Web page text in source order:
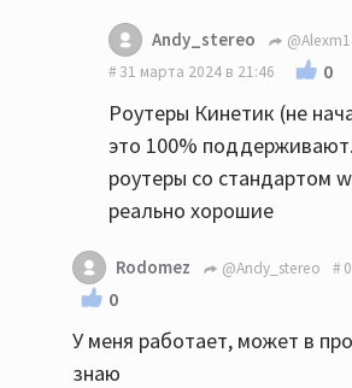
Andy_stereo
31 марта 2024 в 21:46
0
Роутеры Кинетик (не
это 100%
роутеры со стандартом
реально хорошие
Rodomez @Andy_stereo
0
У меня работает, может в
знаю